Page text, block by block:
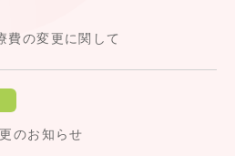
費の変更に関して
のお知らせ